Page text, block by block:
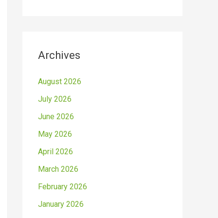
Archives
August 2026
July 2026
June 2026
May 2026
April 2026
March 2026
February 2026
January 2026